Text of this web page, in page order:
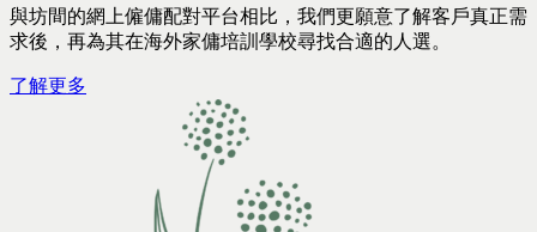
與坊間的網上僱傭配對平台相比，我們更願意了解客戶真正需
求後，再為其在海外家傭培訓學校尋找合適的人選。
了解更多